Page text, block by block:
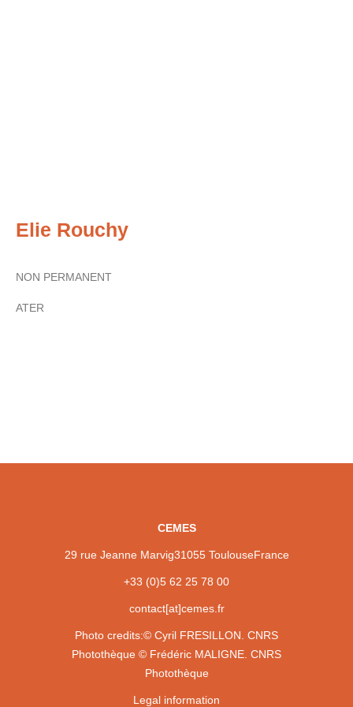
Elie Rouchy
NON PERMANENT
ATER
CEMES
29 rue Jeanne Marvig31055 ToulouseFrance
+33 (0)5 62 25 78 00
contact[at]cemes.fr
Photo credits:© Cyril FRESILLON. CNRS
Photothèque © Frédéric MALIGNE. CNRS
Photothèque
Legal information